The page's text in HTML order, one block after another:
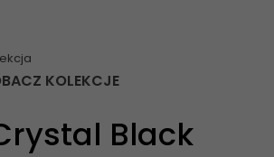
KOLEKCJE
Black